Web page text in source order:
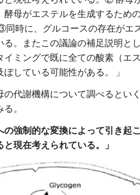
母がエステルを生成するため
時に、グルコースの存在がエ
。またこの議論の補足説明と
ミングで既に全ての酸素（エ
している可能性がある。 」
代謝機構について調べるとい
。
強制的な変換によって引き起
現在考えられている。」